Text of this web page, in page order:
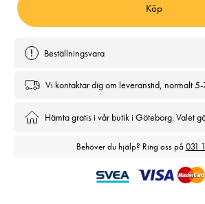
Köp
Beställningsvara
Vi kontaktar dig om leveranstid, normalt
Hämta gratis i vår butik i Göteborg. Valet
Behöver du hjälp? Ring oss på 031